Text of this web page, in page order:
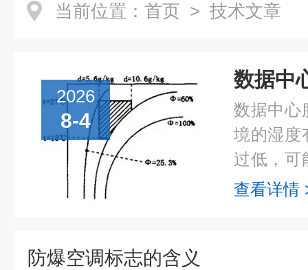
当前位置： 首页 > 技术文章
2026
8-4
数据中
数据中心
境的湿度
过低，可
积累，进
查看详情
防爆空调标志的含义